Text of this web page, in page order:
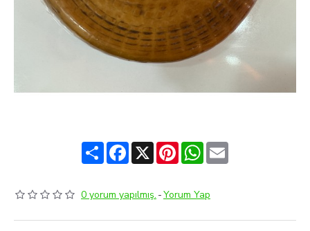
ShareFacebook
X PinterestWhatsApp
Email
0 yorum yapılmış. -Yorum Yap